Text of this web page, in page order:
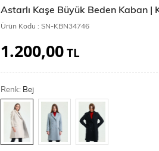
Astarlı Kaşe Büyük Beden Kaban |
Ürün Kodu : SN-KBN34746
1.200,00TL
Renk: Bej